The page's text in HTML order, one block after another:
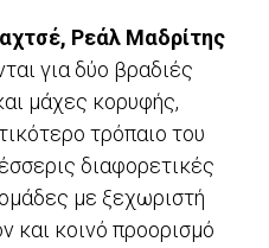
Ρεάλ Μαδρίτης
για δύο βραδιές
μάχες κορυφής,
τρόπαιο του
διαφορετικές
με ξεχωριστή
και κοινό προορισμό